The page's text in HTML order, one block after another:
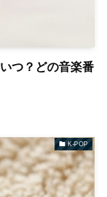
つ？どの音楽番
K-POP